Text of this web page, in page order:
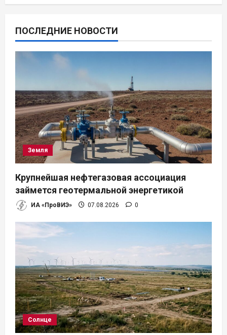
ПОСЛЕДНИЕ НОВОСТИ
Земля
Крупнейшая нефтегазовая ассоциация
займется геотермальной энергетикой
ИА «ПроВИЭ» 07.08.2026 0
Солнце